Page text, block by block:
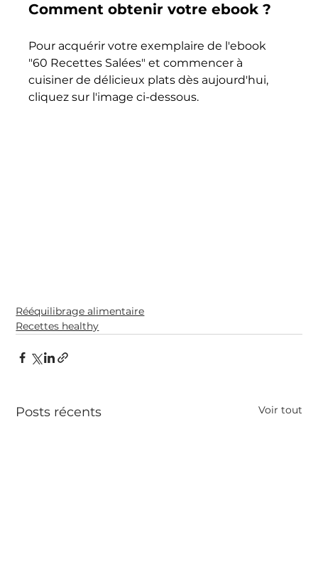
Comment obtenir votre ebook ?
Pour acquérir votre exemplaire de l'ebook
"60 Recettes Salées" et commencer à
cuisiner de délicieux plats dès aujourd'hui,
cliquez sur l'image ci-dessous.
Rééquilibrage alimentaire
Recettes healthy
Posts récents Voir tout